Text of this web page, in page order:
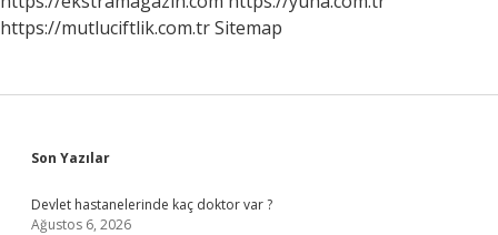
https://mutluciftlik.com.trSitemap
Sidebar
Son Yazılar
Devlet hastanelerinde kaç doktor var ?
Ağustos 6, 2026